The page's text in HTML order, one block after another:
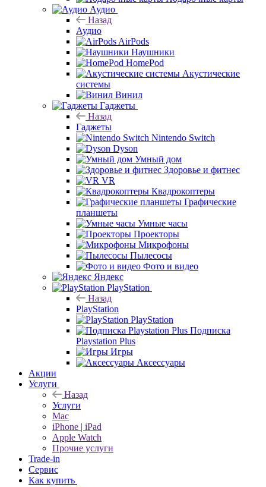
Аудио
Назад
Аудио
AirPods
Наушники
HomePod
Акустические
системы
Винил
Гаджеты
Назад
Гаджеты
Nintendo Switch
Dyson
Умный дом
Здоровье и фитнес
VR
Квадрокоптеры
Графические
планшеты
Умные часы
Проекторы
Микрофоны
Пылесосы
Фото и видео
Яндекс
PlayStation
Назад
PlayStation
PlayStation
Подписка
Playstation Plus
Игры
Аксессуары
Акции
Услуги
Назад
Услуги
Mac
iPhone | iPad
Apple Watch
Прочие услуги
Trade-in
Сервис
Как купить